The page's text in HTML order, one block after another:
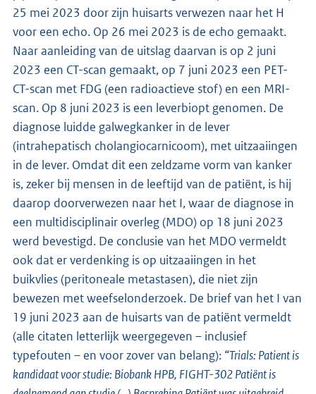
25 mei 2023 door zijn huisarts verwezen naar het H
voor een echo. Op 26 mei 2023 is de echo gemaakt.
Naar aanleiding van de uitslag daarvan is op 2 juni
2023 een CT-scan gemaakt, op 7 juni 2023 een PET-
CT-scan met FDG (een radioactieve stof) en een MRI-
scan. Op 8 juni 2023 is een leverbiopt genomen. De
diagnose luidde galwegkanker in de lever
(intrahepatisch cholangiocarnicoom), met uitzaaiingen
in de lever. Omdat dit een zeldzame vorm van kanker
is, zeker bij mensen in de leeftijd van de patiënt, is hij
daarop doorverwezen naar het I, waar de diagnose in
een multidisciplinair overleg (MDO) op 18 juni 2023
werd bevestigd. De conclusie van het MDO vermeldt
ook dat er verdenking is op uitzaaiingen in het
buikvlies (peritoneale metastasen), die niet zijn
bewezen met weefselonderzoek. De brief van het I van
19 juni 2023 aan de huisarts van de patiënt vermeldt
(alle citaten letterlijk weergegeven – inclusief
typefouten – en voor zover van belang): “Trials: Patient is
kandidaat voor studie: Biobank HPB, FIGHT-302 Patiënt is